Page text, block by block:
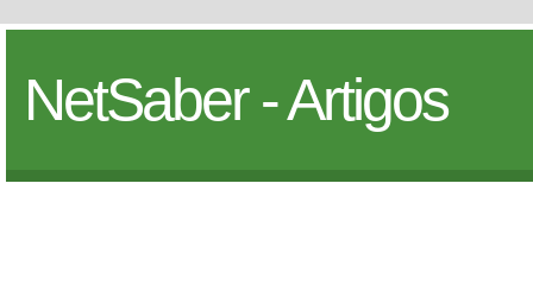
NetSaber - Artigos